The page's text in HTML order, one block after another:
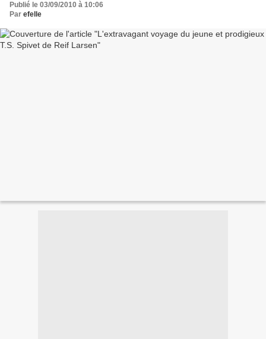
Publié le 03/09/2010 à 10:06
Par efelle